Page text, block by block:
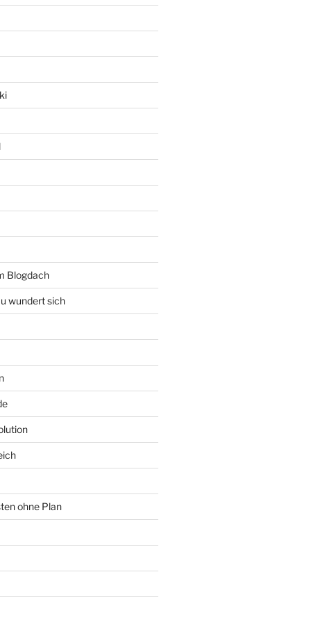
Blogdach
wundert sich
ohne Plan